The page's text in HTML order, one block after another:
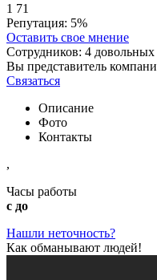
1 71
Репутация: 5%
Оставить свое мнение
Сотрудников: 4
Вы представитель
Связаться
Описание
Фото
Контакты
,
Часы работы
с до
Нашли неточность?
Как обманывают людей!